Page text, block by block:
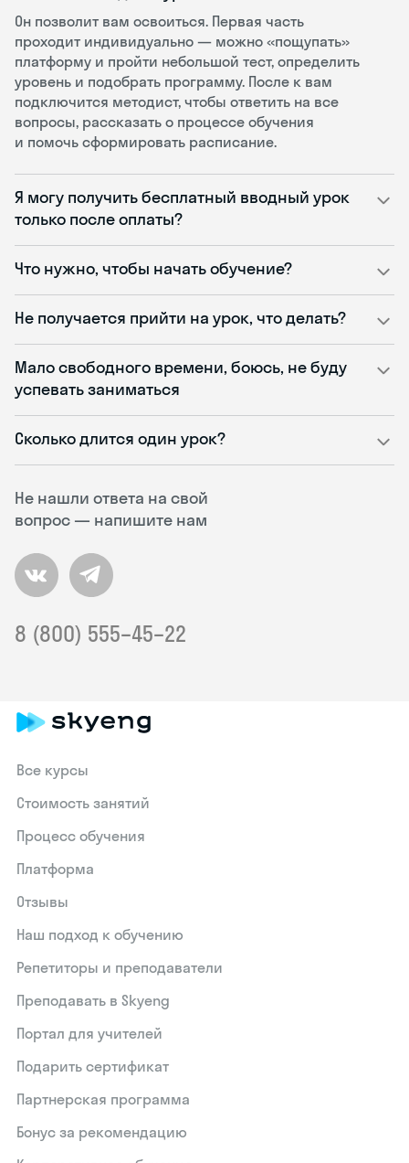
Не нашли ответа на свой
вопрос — напишите нам
8 (800) 555–45–22
Он позволит вам освоиться. Первая часть
проходит индивидуально — можно «пощупать»
платформу и пройти небольшой тест, определить
уровень и подобрать программу. После к вам
подключится методист, чтобы ответить на все
вопросы, рассказать о процессе обучения
и помочь сформировать расписание.
Я могу получить бесплатный вводный урок
только после оплаты?
Что нужно, чтобы начать обучение?
Не получается прийти на урок, что делать?
Мало свободного времени, боюсь, не буду
успевать заниматься
Сколько длится один урок?
Все курсы
Стоимость занятий
Процесс обучения
Платформа
Отзывы
Наш подход к обучению
Репетиторы и преподаватели
Преподавать в Skyeng
Портал для учителей
Подарить сертификат
Партнерская программа
Бонус за рекомендацию